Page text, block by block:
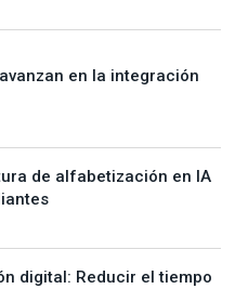
en la integración
de alfabetización en IA
digital: Reducir el tiempo